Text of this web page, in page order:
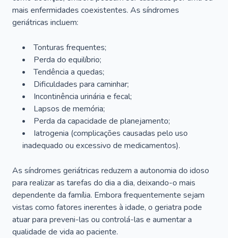
mais enfermidades coexistentes. As síndromes
geriátricas incluem:
Tonturas frequentes;
Perda do equilíbrio;
Tendência a quedas;
Dificuldades para caminhar;
Incontinência urinária e fecal;
Lapsos de memória;
Perda da capacidade de planejamento;
Iatrogenia (complicações causadas pelo uso
inadequado ou excessivo de medicamentos).
As síndromes geriátricas reduzem a autonomia do idoso
para realizar as tarefas do dia a dia, deixando-o mais
dependente da família. Embora frequentemente sejam
vistas como fatores inerentes à idade, o geriatra pode
atuar para preveni-las ou controlá-las e aumentar a
qualidade de vida ao paciente.